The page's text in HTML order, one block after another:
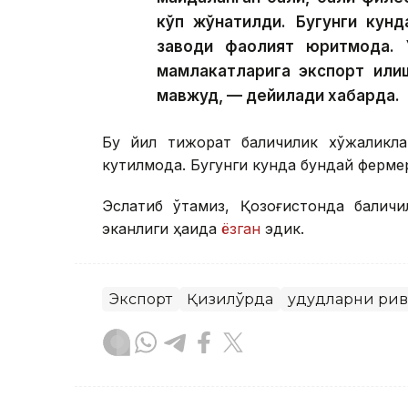
кўп жўнатилди. Бугунги
заводи фаолият
мамлакатларига экспорт
мавжуд, — дейилади хабарда.
Бу йил тижорат балиқчилик
кутилмоқда. Бугунги кунда бундай
Эслатиб ўтамиз, Қозоғистонда
эканлиги ҳақида ёзган эдик.
Экспорт Қизилўрда Ҳудудларни